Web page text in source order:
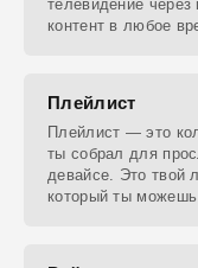
телевидение
контент в любое
Плейлист
Плейлист — это
ты собрал для
девайсе. Это твой
который ты